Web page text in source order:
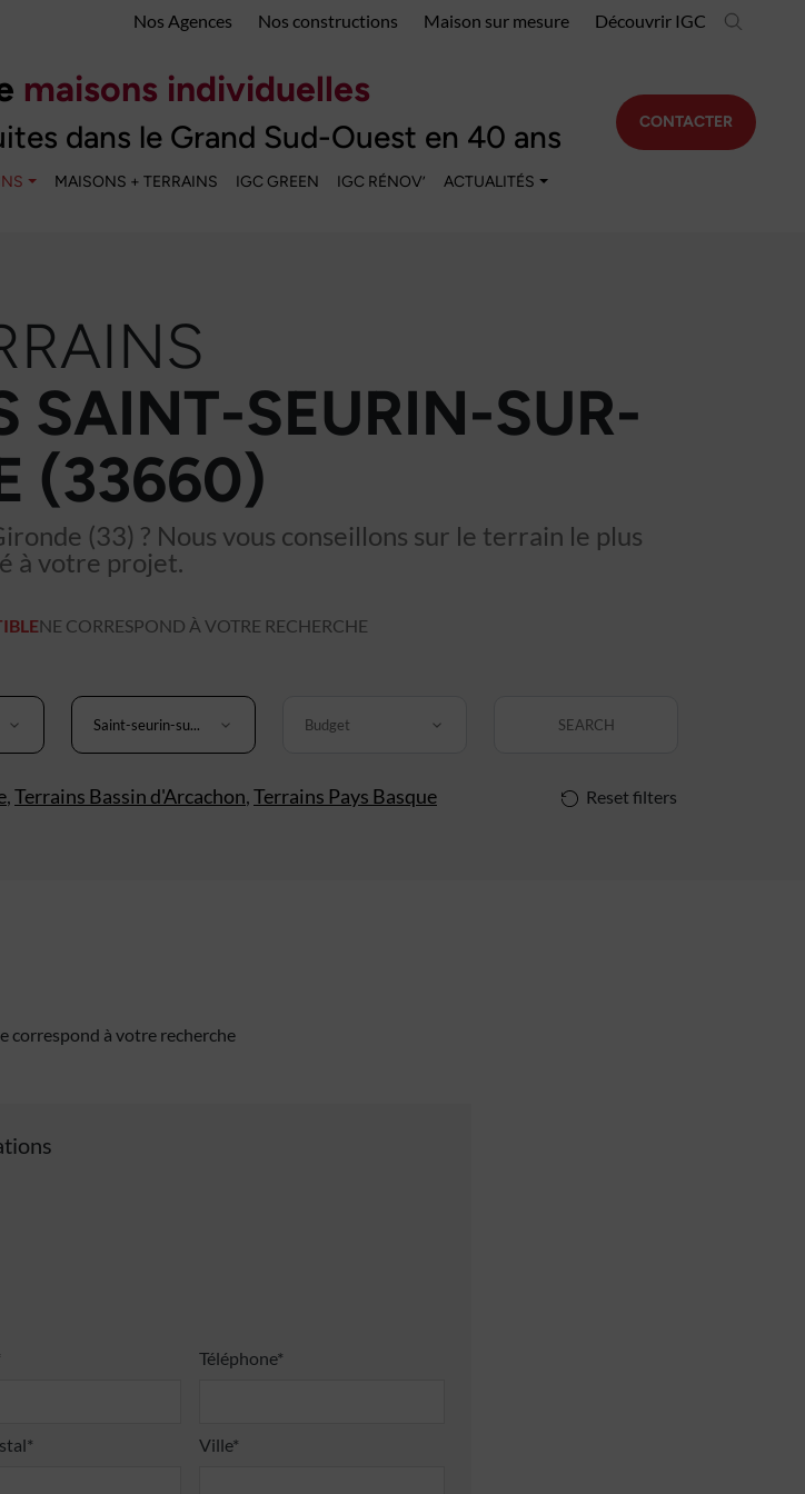
Nos Agences Nos constructions Maison sur mesure Découvrir IGC
maisons individuelles
dans le Grand Sud-Ouest en 40 ans
MAISONS + TERRAINS IGC GREEN IGC RÉNOV’ ACTUALITÉS
CONTACTER
SAINT-SEURIN-SUR-
(33660)
(33) ? Nous vous conseillons sur le terrain le plus
à votre projet.
NE CORRESPOND À VOTRE RECHERCHE
Saint-seurin-su... Budget SEARCH
,Terrains Bassin d'Arcachon,Terrains Pays Basque Reset filters
correspond à votre recherche
Téléphone*
Ville*